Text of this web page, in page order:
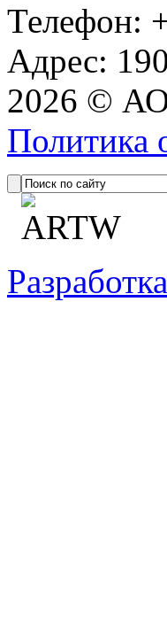
Телефон:
Адрес:
2026 ©
Политика